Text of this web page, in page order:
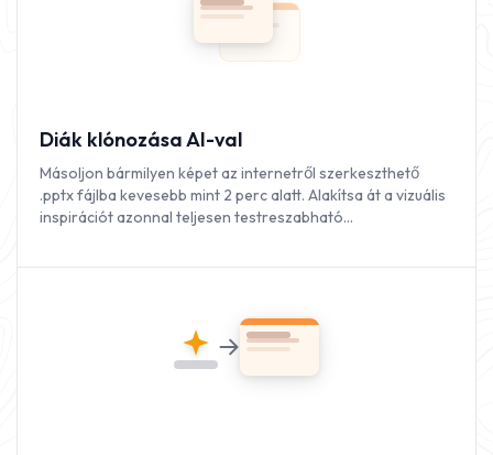
Diák klónozása AI-val
Másoljon bármilyen képet az internetről szerkeszthető
.pptx fájlba kevesebb mint 2 perc alatt. Alakítsa át a vizuális
inspirációt azonnal teljesen testreszabható